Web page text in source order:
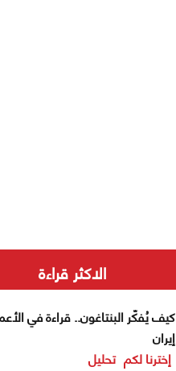
الاكثر قراءة
كيف يُفكّر البنتاغون.. قراءة في
إيران
إخترنا لكم تحليل